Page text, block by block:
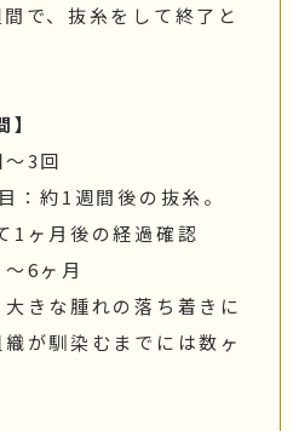
で、抜糸をして終了と
〜3回
：約1週間後の抜糸。
1ヶ月後の経過確認
6ヶ月
きな腫れの落ち着きに
が馴染むまでには数ヶ